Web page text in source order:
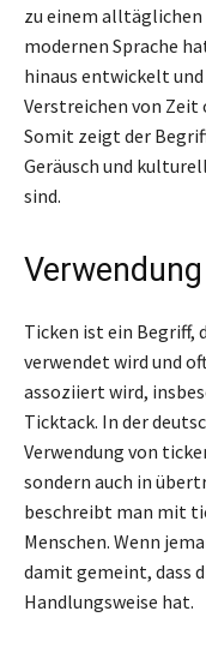
zu einem alltäglichen
modernen Sprache
hinaus entwickelt
Verstreichen von Zeit
Somit zeigt der
Geräusch und
sind.
Ticken ist ein Begriff,
verwendet wird und
assoziiert wird,
Ticktack. In der
Verwendung von
sondern auch in
beschreibt man mit
Menschen. Wenn
damit gemeint, dass
Handlungsweise hat.